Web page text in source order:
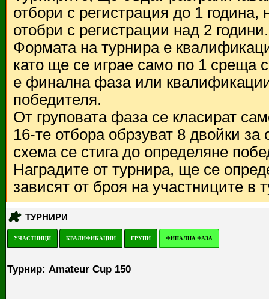
отбори с регистрация до 1
отобри с регистрации над 2 години.
Формата на турнира е
като ще се играе само по 1 среща
е финална фаза или
победителя.
От груповата фаза се класират
16-те отбора обрзуват 8 двойки
схема се стига до определяне
Наградите от турнира, ще се
зависят от броя на участниците в
ТУРНИРИ
УЧАСТНИЦИ КВАЛИФИКАЦИИ ГРУПИ ФИНАЛНА ФАЗА
Турнир: Amateur Cup 150